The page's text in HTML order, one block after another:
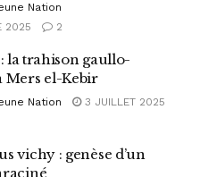
Nation
2025
2
la trahison gaullo-
Mers el-Kebir
Nation
3 JUILLET 2025
vichy : genèse d’un